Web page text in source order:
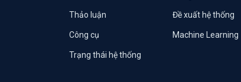
Thảo luận Đề xuất hệ thống
Công cụ Machine Learning
Trạng thái hệ thống